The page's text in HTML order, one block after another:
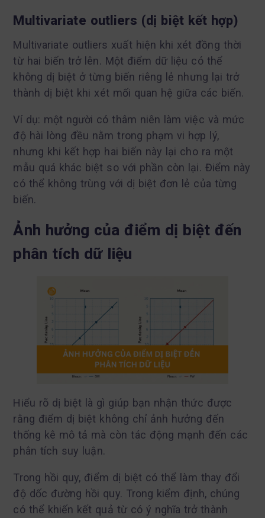
Multivariate outliers (dị biệt kết hợp)
Multivariate outliers xuất hiện khi xét đồng thời
từ hai biến trở lên. Một điểm dữ liệu có thể
không dị biệt ở từng biến riêng lẻ nhưng lại trở
thành dị biệt khi xét mối quan hệ giữa các biến.
Ví dụ: một người có thâm niên làm việc và mức
độ hài lòng đều nằm trong phạm vi hợp lý,
nhưng khi kết hợp hai biến này lại cho ra một
mẫu quá khác biệt so với phần còn lại. Điểm này
có thể không trùng với dị biệt đơn lẻ của từng
biến.
Ảnh hưởng của điểm dị biệt đến
phân tích dữ liệu
Hiểu rõ dị biệt là gì giúp bạn nhận thức được
rằng điểm dị biệt không chỉ ảnh hưởng đến
thống kê mô tả mà còn tác động mạnh đến các
phân tích suy luận.
Trong hồi quy, điểm dị biệt có thể làm thay đổi
độ dốc đường hồi quy. Trong kiểm định, chúng
có thể khiến kết quả từ có ý nghĩa trở thành